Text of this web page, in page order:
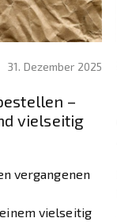
31. Dezember 2025
–
vielseitig
vergangenen
vielseitig